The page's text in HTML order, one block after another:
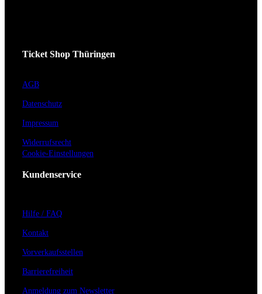
Ticket Shop Thüringen
AGB
Datenschutz
Impressum
Widerrufsrecht
Cookie-Einstellungen
Kundenservice
Hilfe / FAQ
Kontakt
Vorverkaufsstellen
Barrierefreiheit
Anmeldung zum Newsletter